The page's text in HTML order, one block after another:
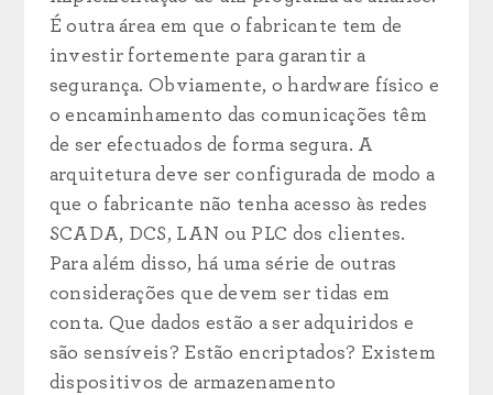
É outra área em que o fabricante tem de
investir fortemente para garantir a
segurança. Obviamente, o hardware físico e
o encaminhamento das comunicações têm
de ser efectuados de forma segura. A
arquitetura deve ser configurada de modo a
que o fabricante não tenha acesso às redes
SCADA, DCS, LAN ou PLC dos clientes.
Para além disso, há uma série de outras
considerações que devem ser tidas em
conta. Que dados estão a ser adquiridos e
são sensíveis? Estão encriptados? Existem
dispositivos de armazenamento